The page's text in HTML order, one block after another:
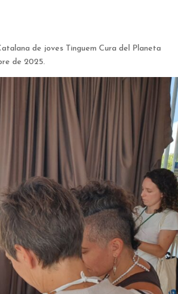
de joves Tinguem Cura del Planeta
de 2025.